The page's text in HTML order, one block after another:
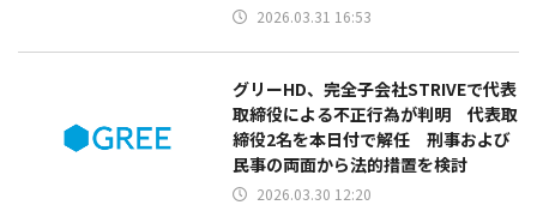
2026.03.31 16:53
グリーHD、完全子会社STRIVEで代表
取締役による不正行為が判明 代表取
締役2名を本日付で解任 刑事および
民事の両面から法的措置を検討
2026.03.30 12:20